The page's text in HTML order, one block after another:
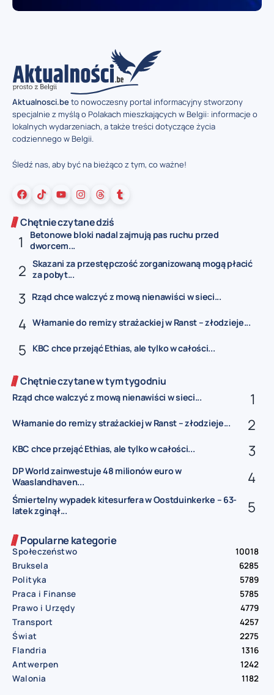
Aktualnosci.beto nowoczesny portal informacyjny stworzony
specjalnie z myślą o Polakach mieszkających w Belgii: informacje o
lokalnych wydarzeniach, a także treści dotyczące życia
codziennego w Belgii.
Śledź nas, aby być na bieżąco z tym, co ważne!
Chętnie czytane dziś
Betonowe bloki nadal zajmują pas ruchu przed
dworcem...
Skazani za przestępczość zorganizowaną mogą płacić
za pobyt...
Rząd chce walczyć z mową nienawiści w sieci...
Włamanie do remizy strażackiej w Ranst – złodzieje...
KBC chce przejąć Ethias, ale tylko w całości...
Chętnie czytane w tym tygodniu
Rząd chce walczyć z mową nienawiści w sieci...
Włamanie do remizy strażackiej w Ranst – złodzieje...
KBC chce przejąć Ethias, ale tylko w całości...
DP World zainwestuje 48 milionów euro w
Waaslandhaven...
Śmiertelny wypadek kitesurfera w Oostduinkerke – 63-
latek zginął...
Popularne kategorie
Społeczeństwo
10018
Bruksela
6285
Polityka
5789
Praca i Finanse
5785
Prawo i Urzędy
4779
Transport
4257
Świat
2275
Flandria
1316
Antwerpen
1242
Walonia
1182